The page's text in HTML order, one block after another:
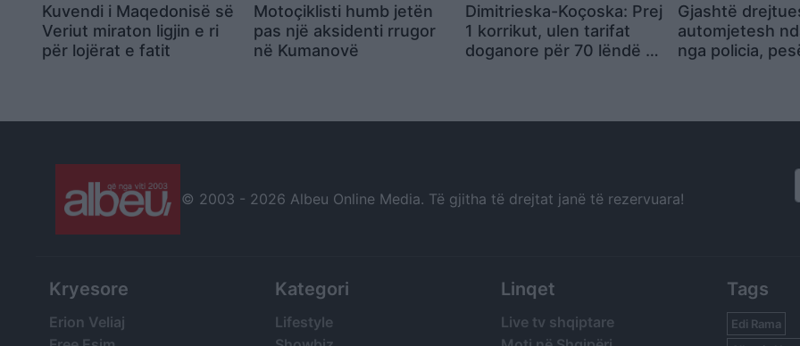
Kuvendi i Maqedonisë së
Veriut miraton ligjin e ri
për lojërat e fatit
Motoçiklisti humb jetën
pas një aksidenti rrugor
në Kumanovë
Dimitrieska-Koçoska: Prej
1 korrikut, ulen tarifat
doganore për 70 lëndë të
Gjashtë
automjetesh
nga policia,
© 2003 - 2026 Albeu Online Media. Të gjitha të drejtat janë të rezervuara!
Kryesore
Erion Veliaj
Kategori
Lifestyle
Linqet
Live tv shqiptare
Tags
Edi Rama